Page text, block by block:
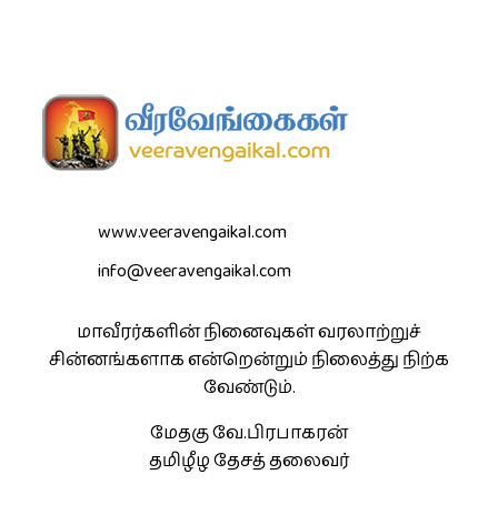
www.veeravengaikal.com
info@veeravengaikal.com
மாவீரர்களின் நினைவுகள் வரலாற்றுச்
சின்னங்களாக என்றென்றும் நிலைத்து நிற்க
வேண்டும்.
மேதகு வே.பிரபாகரன்
தமிழீழ தேசத் தலைவர்